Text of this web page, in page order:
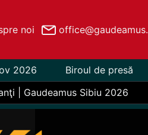
noi
2026 Biroul de presă
| Gaudeamus Sibiu 2026